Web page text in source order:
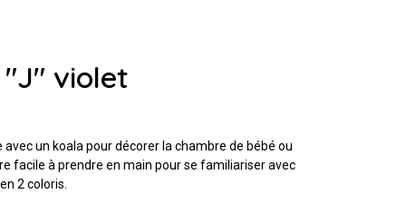
"J" violet
un koala pour décorer la chambre de bébé ou
facile à prendre en main pour se familiariser avec
2 coloris.